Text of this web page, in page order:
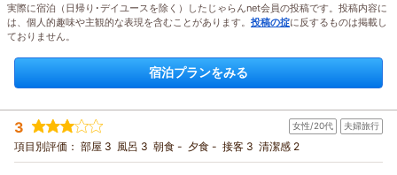
実際に宿泊（日帰り･デイユースを除く）したじゃらんnet会員の投稿です。投稿内容に
は、個人的趣味や主観的な表現を含むことがあります。 投稿の掟に反するものは掲載し
ておりません。
宿泊プランをみる
3 女性/20代 夫婦旅行
項目別評価： 部屋 3 風呂 3 朝食 - 夕食 - 接客 3 清潔感 2